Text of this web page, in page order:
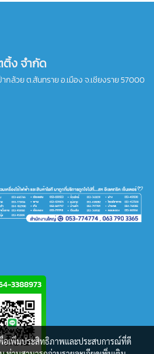
ติ้ง จำกัด
ากล้วย ต.สันทราย อ.เมือง จ.เชียงราย 57000
3388973
พื่อเพิ่มประสิทธิภาพและประสบการณ์ที่ดี